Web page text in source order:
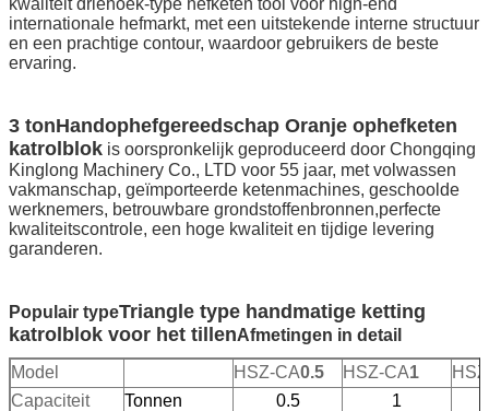
internationale hefmarkt, met een uitstekende interne structuur
en een prachtige contour, waardoor gebruikers de beste
ervaring.
3 tonHandophefgereedschap Oranje ophefketen
katrolblok is oorspronkelijk geproduceerd door Chongqing
Kinglong Machinery Co., LTD voor 55 jaar, met volwassen
vakmanschap, geïmporteerde ketenmachines, geschoolde
werknemers, betrouwbare grondstoffenbronnen,perfecte
kwaliteitscontrole, een hoge kwaliteit en tijdige levering
garanderen.
Populair typeTriangle type handmatige ketting
katrolblok voor het tillenAfmetingen in detail
Model
HSZ-CA0.5 HSZ-CA1
Capaciteit
Tonnen 0.5
1